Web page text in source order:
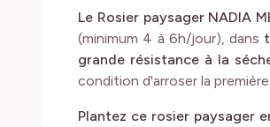
Le Rosier paysager NADIA
(minimum 4 à 6h/jour), dans
grande résistance à la
condition d'arroser la
Plantez ce rosier paysager